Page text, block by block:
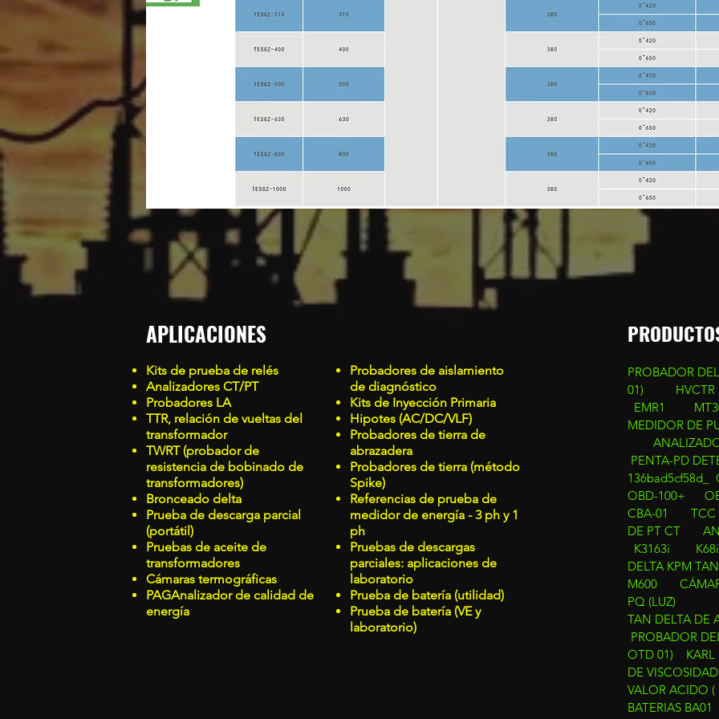
APLICACIONES
Kits de prueba de relés
Analizadores CT/PT
Probadores LA
TTR, relación de vueltas del
transformador
TWRT (probador de
resistencia de bobinado de
transformadores)
Bronceado delta
Prueba de descarga parcial
(portátil)
Pruebas de aceite de
transformadores
Cámaras termográficas
PAGAnalizador de calidad de
energía
Probadores de aislamiento
de diagnóstico
Kits de Inyección Primaria
Hipotes (AC/DC/VLF)
Probadores de tierra de
abrazadera
Probadores de tierra (método
Spike)
Referencias de prueba de
medidor de energía - 3 ph y 1
ph
Pruebas de descargas
parciales: aplicaciones de
laboratorio
Prueba de batería (utilidad)
Prueba de batería (VE y
laboratorio)
PROBADOR
01)
HVCTR
EMR1
MEDIDOR DE
PENTA-PD
136bad5cf58d_
OBD-100+
CBA-01
TCC
DE PT CT
K3163i
DELTA KPM
M600
PQ (LUZ)
TAN DELTA DE
PROBADOR
OTD 01)
DE
VALOR ACIDO (
BATERIAS BA01